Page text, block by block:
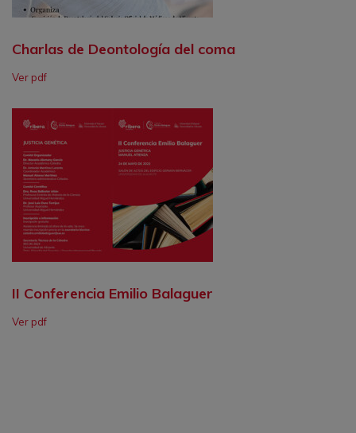
Charlas de Deontología del coma
Ver pdf
II Conferencia Emilio Balaguer
Ver pdf